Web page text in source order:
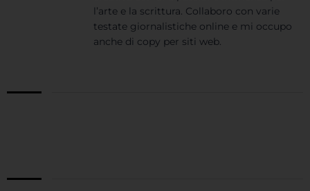
l’arte e la scrittura. Collaboro con varie
testate giornalistiche online e mi occupo
anche di copy per siti web.